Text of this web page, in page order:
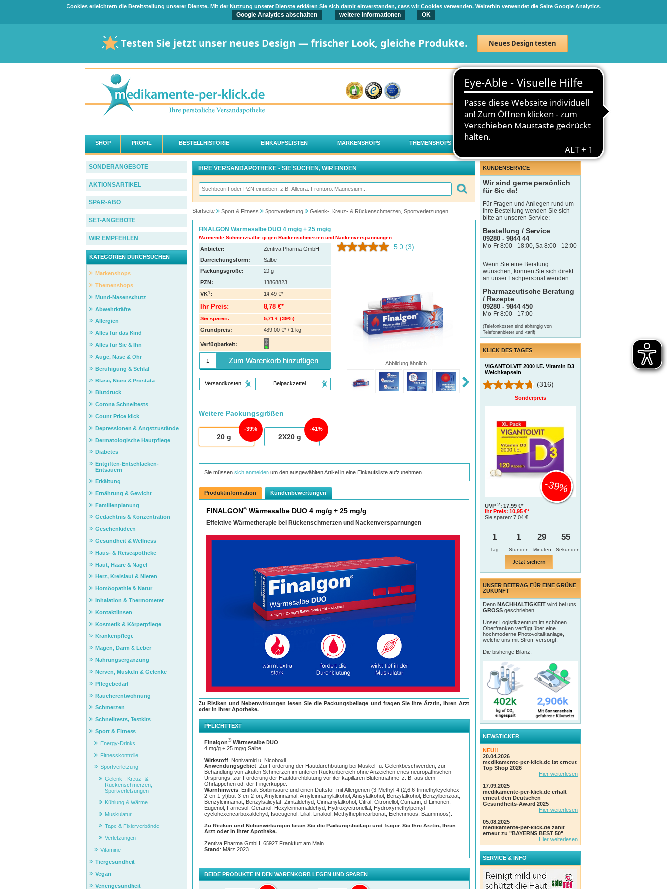
Cookies erleichtern die Bereitstellung unserer Dienste. Mit der Nutzung unserer Dienste erklären Sie sich damit einverstanden, dass wir Cookies verwenden. Weiterhin verwendet die Seite Google Analytics.
Google Analytics abschalten weitere Informationen OK
Testen Sie jetzt unser neues Design — frischer Look, gleiche Produkte. Neues Design testen
Neuanmeldung Anmelden
0 Artikel 0,00 €
SHOP PROFIL BESTELLHISTORIE EINKAUFSLISTEN MARKENSHOPS THEMENSHOPS
IHRE VERSANDAPOTHEKE - SIE SUCHEN, WIR FINDEN
Startseite Sport & Fitness Sportverletzung Gelenk-, Kreuz- & Rückenschmerzen, Sportverletzungen
FINALGON Wärmesalbe DUO 4 mg/g + 25 mg/g
Wärmende Schmerzsalbe gegen Rückenschmerzen und Nackenverspannungen
5.0 (3)
Abbildung ähnlich
Anbieter:
Zentiva Pharma GmbH
Darreichungsform:
Salbe
Packungsgröße:
20 g
PZN:
13868823
VK1: 14,49 €*
Ihr Preis: 8,78 €*
Sie sparen: 5,71 € (39%)
Grundpreis:
439,00 €* / 1 kg
Verfügbarkeit:
Zum Warenkorb hinzufügen
Versandkosten Beipackzettel
Weitere Packungsgrößen
20 g
39%
2X20g
41%
Sie müssen sich anmeldenum den ausgewählten Artikel in eine Einkaufsliste aufzunehmen.
Produktinformation Kundenbewertungen
FINALGON®Wärmesalbe DUO 4 mg/g + 25 mg/g
Effektive Wärmetherapie bei Rückenschmerzen und Nackenverspannungen
Finalgon®– lockert verspannte Muskeln und bekämpft Rückenschmerzen
Die Rückenschmerzen sind kaum auszuhalten? Der Nacken ist komplett versteift?
Dann wirkt Finalgon®Wärmesalbe DUO mit einer höheren Konzentration der Wirkstoffkombination
Nonivamid und Nicoboxil. Finalgon
Rückenbereich, aber auch Knieschmerzen oder Gelenkschmerzen.
Die wärmende Salbe fördert die Durchblutung, erzeugt ein intensives Wärmegefühl und sorgt für eine
schnell einsetzende Muskelentspannung.
Anwendung
Finalgon®Wärmesalbe DUO sollte bis zu 3-mal täglich direkt
auf der schmerzenden Stelle dünn aufgetragen und sanft
einmassiert werden.
Wird die Wärme als zu stark empfunden, kann die Wirkung
verringert werden, indem man die Schmerzsalbe nach der
Anwendung mit einem in Bodylotion oder Öl getränkten
Wattepad wieder entfernt.
Wirkungsweise
Zu Risiken und Nebenwirkungen lesen Sie die Packungsbeilage und fragen Sie Ihre Ärztin, Ihren Arzt
oder in Ihrer Apotheke.
PFLICHTTEXT
Finalgon®Wärmesalbe DUO
4 mg/g + 25 mg/g Salbe.
Wirkstoff: Nonivamid u. Nicoboxil.
Anwendungsgebiet: Zur Förderung der Hautdurchblutung bei Muskel- u. Gelenkbeschwerden; zur
Behandlung von akuten Schmerzen im unteren Rückenbereich ohne Anzeichen eines neuropathischen
Ursprungs; zur Förderung der Hautdurchblutung vor der kapillaren Blutentnahme, z. B. aus dem
Ohrläppchen od. der Fingerkuppe.
Warnhinweis: Enthält Sorbinsäure und einen Duftstoff mit Allergenen (3-Methyl-4-(2,6,6-trimethylcyclohex-
2-en-1-yl)but-3-en-2-on, Amylcinnamal, Amylcinnamylalkohol, Anisylalkohol, Benzylalkohol, Benzylbenzoat,
Benzylcinnamat, Benzylsalicylat, Zimtaldehyd, Cinnamylalkohol, Citral, Citronellol, Cumarin, d-Limonen,
Eugenol, Farnesol, Geraniol, Hexylcinnamaldehyd, Hydroxycitronellal, Hydroxymethylpentyl-
cyclohexencarboxaldehyd, Isoeugenol, Lilial, Linalool, Methylheptincarbonat, Eichenmoos, Baummoos).
Zu Risiken und Nebenwirkungen lesen Sie die Packungsbeilage und fragen Sie Ihre Ärztin, Ihren
Arzt oder in Ihrer Apotheke.
Zentiva Pharma GmbH, 65927 Frankfurt am Main
Stand: März 2023.
BEIDE PRODUKTE IN DEN WARENKORB LEGEN UND SPAREN
SONDERANGEBOTE
AKTIONSARTIKEL
SPAR-ABO
SET-ANGEBOTE
WIR EMPFEHLEN
KATEGORIEN DURCHSUCHEN
Markenshops
Themenshops
Mund-Nasenschutz
Abwehrkräfte
Allergien
Alles für das Kind
Alles für Sie & Ihn
Auge, Nase & Ohr
Beruhigung & Schlaf
Blase, Niere & Prostata
Blutdruck
Corona Schnelltests
Count Price klick
Depressionen & Angstzustände
Dermatologische Hautpflege
Diabetes
Entgiften-Entschlacken-
Entsäuern
Erkältung
Ernährung & Gewicht
Familienplanung
Gedächtnis & Konzentration
Geschenkideen
Gesundheit & Wellness
Haus- & Reiseapotheke
Haut, Haare & Nägel
Herz, Kreislauf & Nieren
Homöopathie & Natur
Inhalation & Thermometer
Kontaktlinsen
Kosmetik & Körperpflege
Krankenpflege
Magen, Darm & Leber
Nahrungsergänzung
Nerven, Muskeln & Gelenke
Pflegebedarf
Raucherentwöhnung
Schmerzen
Schnelltests, Testkits
Sport & Fitness
Energy-Drinks
Fitnesskontrolle
Sportverletzung
Gelenk-, Kreuz- &
Rückenschmerzen,
Sportverletzungen
Kühlung & Wärme
Muskulatur
Tape & Fixierverbände
Verletzungen
Vitamine
Tiergesundheit
Vegan
Venengesundheit
KUNDENSERVICE
Wir sind gerne persönlich
für Sie da!
Für Fragen und Anliegen rund um
Ihre Bestellung wenden Sie sich
bitte an unseren Service:
Bestellung / Service
09280 - 9844 44
Mo-Fr 8:00 - 18:00, Sa 8:00 - 12:00
Wenn Sie eine Beratung
wünschen, können Sie sich direkt
an unser Fachpersonal wenden:
Pharmazeutische Beratung
/ Rezepte
09280 - 9844 450
Mo-Fr 8:00 - 17:00
(Telefonkosten sind abhängig von
Telefonanbieter und -tarif)
KLICK DES TAGES
VIGANTOLVIT 2000 I.E. Vitamin D3
Weichkapseln
(316)
Sonderpreis
UVP 2: 17,99 €*
Ihr Preis: 10,95 €*
Sie sparen: 7,04 €
-39%
1
Tag
1 29 54
Jetzt sichern
UNSER BEITRAG FÜR EINE GRÜNE
ZUKUNFT
Denn NACHHALTIGKEIT wird bei uns
GROSS geschrieben.
Unser Logistikzentrum im schönen
Oberfranken verfügt über eine
hochmoderne Photovoltaikanlage,
welche uns mit Strom versorgt.
Die bisherige Bilanz:
NEWSTICKER
NEU!!
20.04.2026
medikamente-per-klick.de ist erneut
Top Shop 2026
Hier weiterlesen
17.09.2025
medikamente-per-klick.de erhält
erneut den Deutschen
Gesundheits-Award 2025
Hier weiterlesen
05.08.2025
medikamente-per-klick.de zählt
erneut zu "BAYERNS BEST 50"
Hier weiterlesen
SERVICE & INFO